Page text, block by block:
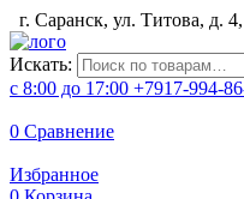
г. Саранск, ул. Титова, д.
Искать:
с 8:00 до 17:00 +7917-994-
0 Сравнение
Избранное